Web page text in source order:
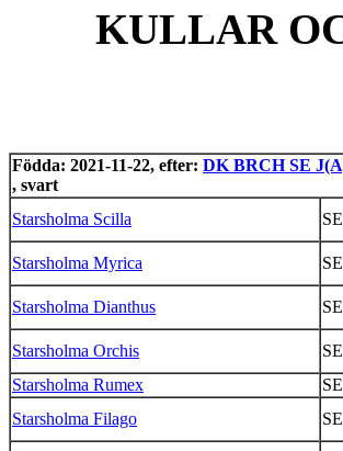
KULLAR
Födda: 2021-11-22, efter: DK BRCH SE
, svart
Starsholma Scilla
Starsholma Myrica
Starsholma Dianthus
Starsholma Orchis
Starsholma Rumex
Starsholma Filago